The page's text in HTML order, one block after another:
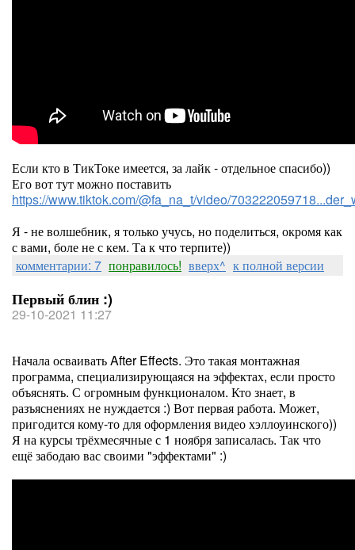
Если кто в ТикТоке имеется, за лайк - отдельное спасибо))
Его вот тут можно поставить
https://www.tiktok.com/@fa_na_t/video/
Я - не волшебник, я только учусь, но поделиться, окромя как
с вами, боле не с кем. Та к что терпите))
комментарии: 7 понравилось! вверх^ к полной версии
Первый блин :)
29-10-2021 11:27
Начала осваивать After Effects. Это такая монтажная
программа, специализирующаяся на эффектах, если просто
объяснять. С огромным функционалом. Кто знает, в
разъяснениях не нуждается :) Вот первая работа. Может,
пригодится кому-то для оформления видео хэллоуинского))
Я на курсы трёхмесячные с 1 ноября записалась. Так что
ещё забодаю вас своими "эффектами" :)